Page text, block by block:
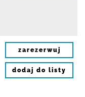
zarezerwuj
dodaj do listy